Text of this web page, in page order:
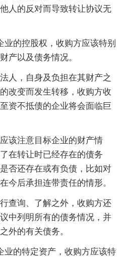
人的反对而导致转让协议无
业的控股权，收购方应该特别
产以及债务情况。
人，自身及负担在其财产之
改变而发生转移，收购方收
资不抵债的企业将会面临巨
该注意目标企业的财产情
在转让时已经存在的债务
否还存在或有负债，比如对
今后承担连带责任的情形。
查询、了解之外，收购方还
中列明所有的债务情况，并
外的有关债务。
业的特定资产，收购方应该特